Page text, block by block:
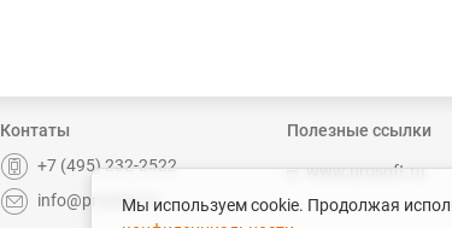
Контаты
+7 (495) 232-2522
info@prochip.ru
Полезные ссылки
www.prosoft.ru
Мы используем cookie. Продолжая